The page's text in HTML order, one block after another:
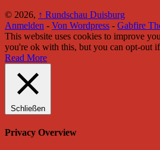
© 2026, ↑ Rundschau Duisburg
Anmelden - Von Wordpress - Gabfire
This website uses cookies to improve
you're ok with this, but you can opt-out
Read More
Schließen
Privacy Overview